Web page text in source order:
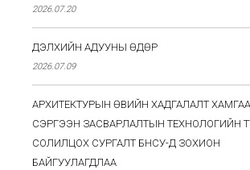
2026.07.20
ДЭЛХИЙН АДУУНЫ ӨДӨР
2026.07.09
АРХИТЕКТУРЫН ӨВИЙН ХАДГАЛАЛТ
СЭРГЭЭН ЗАСВАРЛАЛТЫН ТЕХНОЛОГИЙН
СОЛИЛЦОХ СУРГАЛТ БНСУ-Д ЗОХИОН
БАЙГУУЛАГДЛАА